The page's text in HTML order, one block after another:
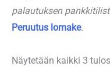
palautuksen
Peruutus lomake.
Näytetään kaikki 3